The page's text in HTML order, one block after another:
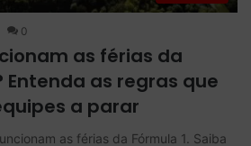
0
as férias da
Entenda as regras que
a parar
as férias da Fórmula 1. Saiba